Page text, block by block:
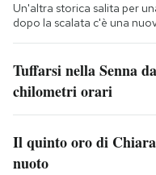
Un'altra storica salita per
dopo la scalata c'è una
Tuffarsi nella Senna
chilometri orari
Il quinto oro di
nuoto